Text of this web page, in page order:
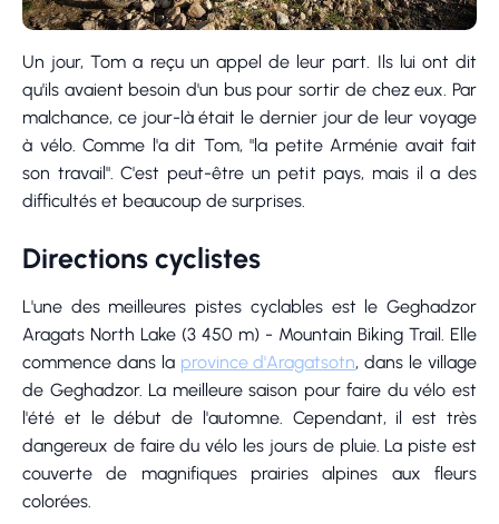
Un jour, Tom a reçu un appel de leur part. Ils lui ont dit
qu'ils avaient besoin d'un bus pour sortir de chez eux. Par
malchance, ce jour-là était le dernier jour de leur voyage
à vélo. Comme l'a dit Tom, "la petite Arménie avait fait
son travail". C'est peut-être un petit pays, mais il a des
difficultés et beaucoup de surprises.
Directions cyclistes
L'une des meilleures pistes cyclables est le Geghadzor
Aragats North Lake (3 450 m) - Mountain Biking Trail. Elle
commence dans la province d'Aragatsotn, dans le village
de Geghadzor. La meilleure saison pour faire du vélo est
l'été et le début de l'automne. Cependant, il est très
dangereux de faire du vélo les jours de pluie. La piste est
couverte de magnifiques prairies alpines aux fleurs
colorées.